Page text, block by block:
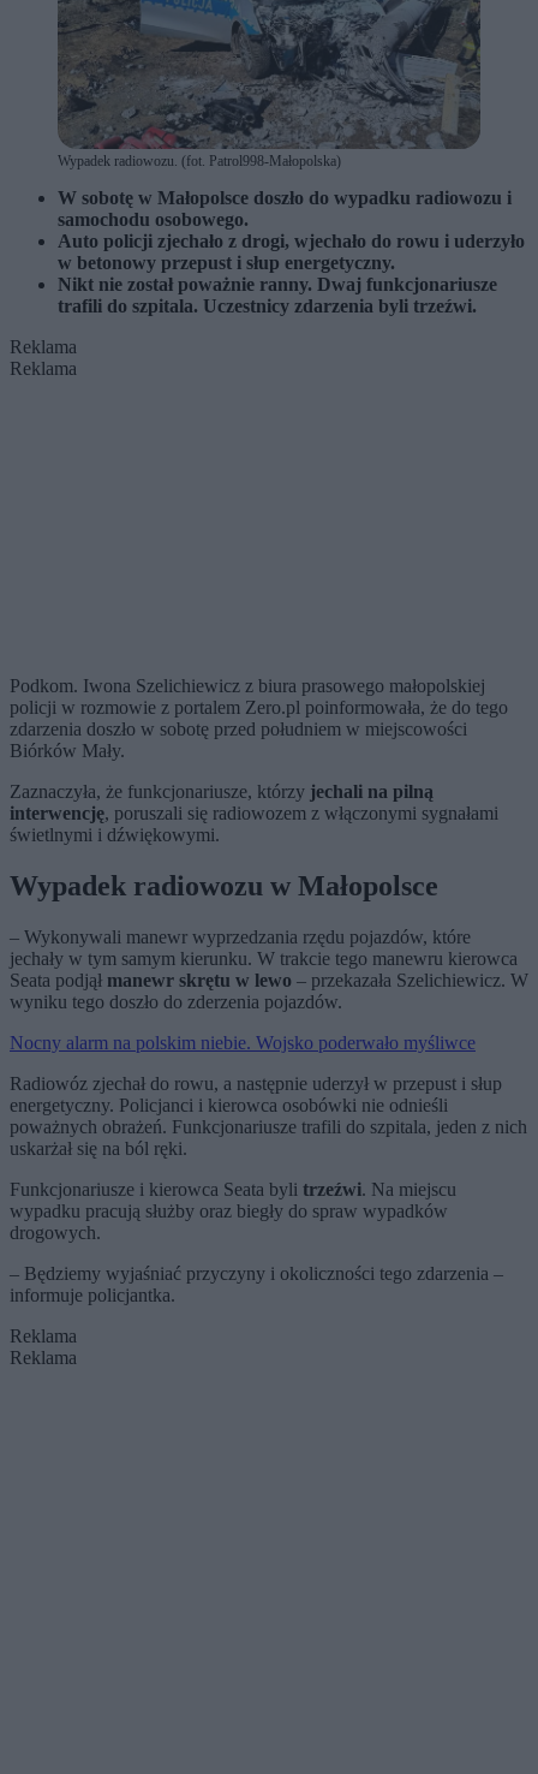
Wypadek radiowozu. (fot. Patrol998-Małopolska)
W sobotę w Małopolsce doszło do wypadku radiowozu i
samochodu osobowego.
Auto policji zjechało z drogi, wjechało do rowu i uderzyło
w betonowy przepust i słup energetyczny.
Nikt nie został poważnie ranny. Dwaj funkcjonariusze
trafili do szpitala. Uczestnicy zdarzenia byli trzeźwi.
Reklama
Reklama
Podkom. Iwona Szelichiewicz z biura prasowego małopolskiej
policji w rozmowie z portalem Zero.pl poinformowała, że do tego
zdarzenia doszło w sobotę przed południem w miejscowości
Biórków Mały.
Zaznaczyła, że funkcjonariusze, którzy jechali na pilną
interwencję, poruszali się radiowozem z włączonymi sygnałami
świetlnymi i dźwiękowymi.
Wypadek radiowozu w Małopolsce
– Wykonywali manewr wyprzedzania rzędu pojazdów, które
jechały w tym samym kierunku. W trakcie tego manewru kierowca
Seata podjął manewr skrętu w lewo – przekazała Szelichiewicz. W
wyniku tego doszło do zderzenia pojazdów.
Nocny alarm na polskim niebie. Wojsko poderwało myśliwce
Radiowóz zjechał do rowu, a następnie uderzył w przepust i słup
energetyczny. Policjanci i kierowca osobówki nie odnieśli
poważnych obrażeń. Funkcjonariusze trafili do szpitala, jeden z nich
uskarżał się na ból ręki.
Funkcjonariusze i kierowca Seata byli trzeźwi. Na miejscu
wypadku pracują służby oraz biegły do spraw wypadków
drogowych.
– Będziemy wyjaśniać przyczyny i okoliczności tego zdarzenia –
informuje policjantka.
Reklama
Reklama